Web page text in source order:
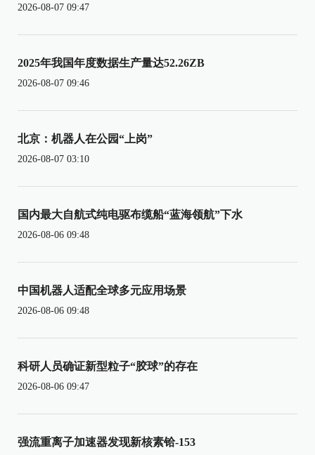
2026-08-07 09:47
2025年我国年度数据生产量达52.26ZB
2026-08-07 09:46
北京：机器人在公园“上岗”
2026-08-07 03:10
国内最大自航式纯电驱布缆船“蓝海领航”下水
2026-08-06 09:48
中国机器人适配全球多元应用场景
2026-08-06 09:48
科研人员确证新型粒子“胶球”的存在
2026-08-06 09:47
强流重离子加速器发现新核素铪-153